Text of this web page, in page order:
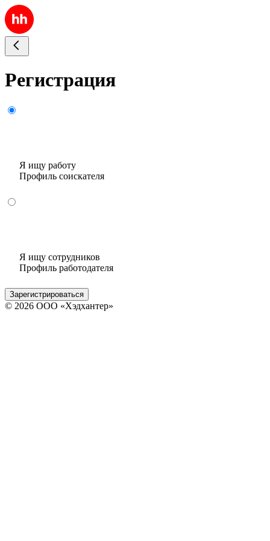
Регистрация
Я ищу работу
Профиль соискателя
Я ищу сотрудников
Профиль работодателя
Зарегистрироваться
© 2026 ООО «Хэдхантер»